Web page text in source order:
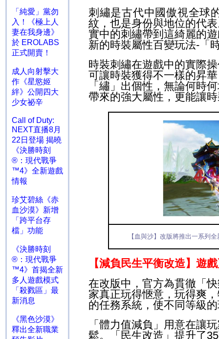
「純愛」黨勿
入！《極上人
妻在我身邊》
於 EROLABS
正式開賣！
成人向射擊大
作《星慾姬
絆》公開四大
少女祕辛
Call of Duty:
NEXT直播8月
22日登場 揭曉
《決勝時刻
®：現代戰爭
™4》全新遊戲
情報
珍艾碧絲《赤
血沙漠》新增
「跨平台存
檔」功能
《決勝時刻
®：現代戰爭
™4》首揭全新
多人遊戲模式
「殺戮區」最
新消息
《黑色沙漠》
釋出全新職業
刺繡是古代中國傲視全球
紋，也是身份與地位的代
實中的刺繡帶到這綺麗的
新的時裝屬性百變玩法- 「
時裝刺繡在遊戲中的實際
可讓時裝獲得不一樣的昇
「繡」出個性，無論何時
帶來的強大屬性，更能讓
【血與沙】改版將推出一系列全
【減負民生平衡改造】 遊
在改版中，官方為貫徹「
家真正玩得愜意，玩得爽
的任務系統，使不同等級
「體力值減負」用意在讓
鬆。「民生改造」提升了35